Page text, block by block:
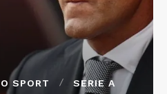
SPORT SERIE A